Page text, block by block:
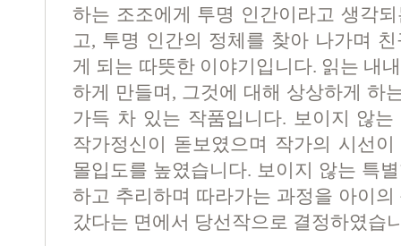
하는 조조에게 투명 인간이라고 생각
고, 투명 인간의 정체를 찾아 나가며
게 되는 따뜻한 이야기입니다. 읽는 내
하게 만들며 , 그것에 대해 상상하게 하
가득 차 있는 작품입니다. 보이지 않
작가정신이 돋보였으며 작가의 시선
몰입도를 높였습니다. 보이지 않는 특
하고 추리하며 따라가는 과정을 아이
갔다는 면에서 당선작으로 결정하였습